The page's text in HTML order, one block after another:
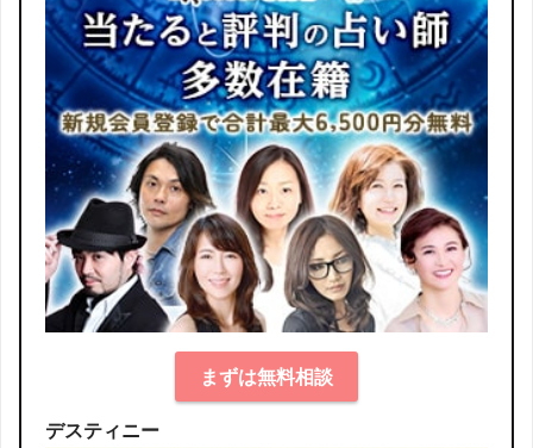
まずは無料相談
デスティニー